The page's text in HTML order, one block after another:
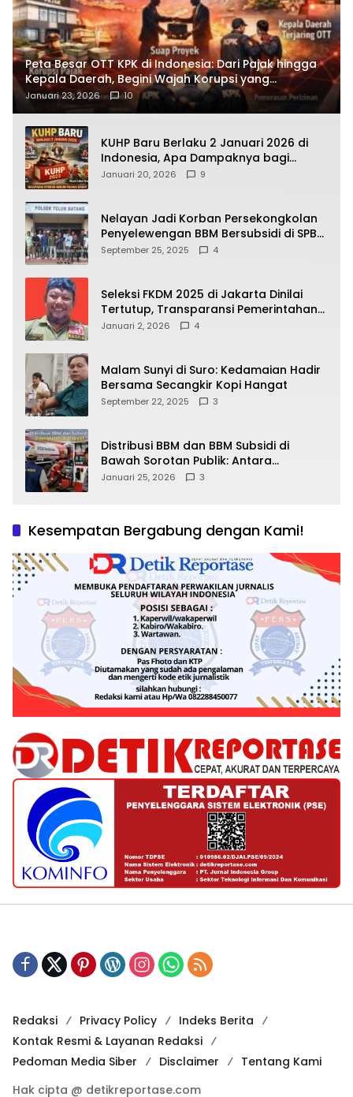
Peta Besar OTT KPK di Indonesia: Dari Pajak hingga
Kepala Daerah, Begini Wajah Korupsi yang
Terbongkar
Januari 23, 2026 10
KUHP Baru Berlaku 2 Januari 2026 di
Indonesia, Apa Dampaknya bagi
Kehidupan Warga? Ini Aturan Kunci
Januari 20, 2026 9
Nelayan Jadi Korban Persekongkolan
Penyelewengan BBM Bersubsidi di SPBU
64.78809 Teluk Batang
September 25, 2025 4
Seleksi FKDM 2025 di Jakarta Dinilai
Tertutup, Transparansi Pemerintahan
Pramono–Rano Dipertanyakan
Januari 2, 2026 4
Malam Sunyi di Suro: Kedamaian Hadir
Bersama Secangkir Kopi Hangat
September 22, 2025 3
Distribusi BBM dan BBM Subsidi di
Bawah Sorotan Publik: Antara
Kepentingan Negara, Hak Konsumen,
Januari 25, 2026 3
Kesempatan Bergabung dengan Kami!
Redaksi Privacy Policy
Indeks Berita
Kontak Resmi & Layanan Redaksi
Pedoman Media Siber
Disclaimer
Tentang Kami
Hak cipta @ detikreportase.com